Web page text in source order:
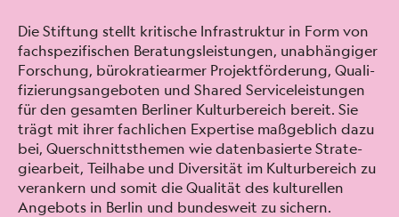
Die Stiftung stellt kri­tis­che Infra­struk­tur in Form von
fach­spez­i­fis­chen Beratungsleis­tun­gen, unab­hängiger
Forschung, bürokratiearmer Pro­jek­t­förderung, Qual­i­
fizierungsange­boten und Shared Ser­viceleis­tun­gen
für den gesamten Berlin­er Kul­turbere­ich bere­it. Sie
trägt mit ihrer fach­lichen Exper­tise maßge­blich dazu
bei, Quer­schnitts­the­men wie daten­basierte Strate­
giear­beit, Teil­habe und Diver­sität im Kul­turbere­ich zu
ver­ankern und somit die Qual­ität des kul­turellen
Ange­bots in Berlin und bun­desweit zu sich­ern.